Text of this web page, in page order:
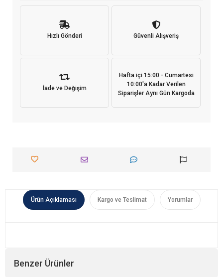
Hızlı Gönderi Güvenli Alışveriş
İade ve Değişim
Hafta içi 15:00 - Cumartesi
10:00'a Kadar Verilen
Siparişler Aynı Gün Kargoda
Ürün Açıklaması Kargo ve Teslimat Yorumlar
Benzer Ürünler